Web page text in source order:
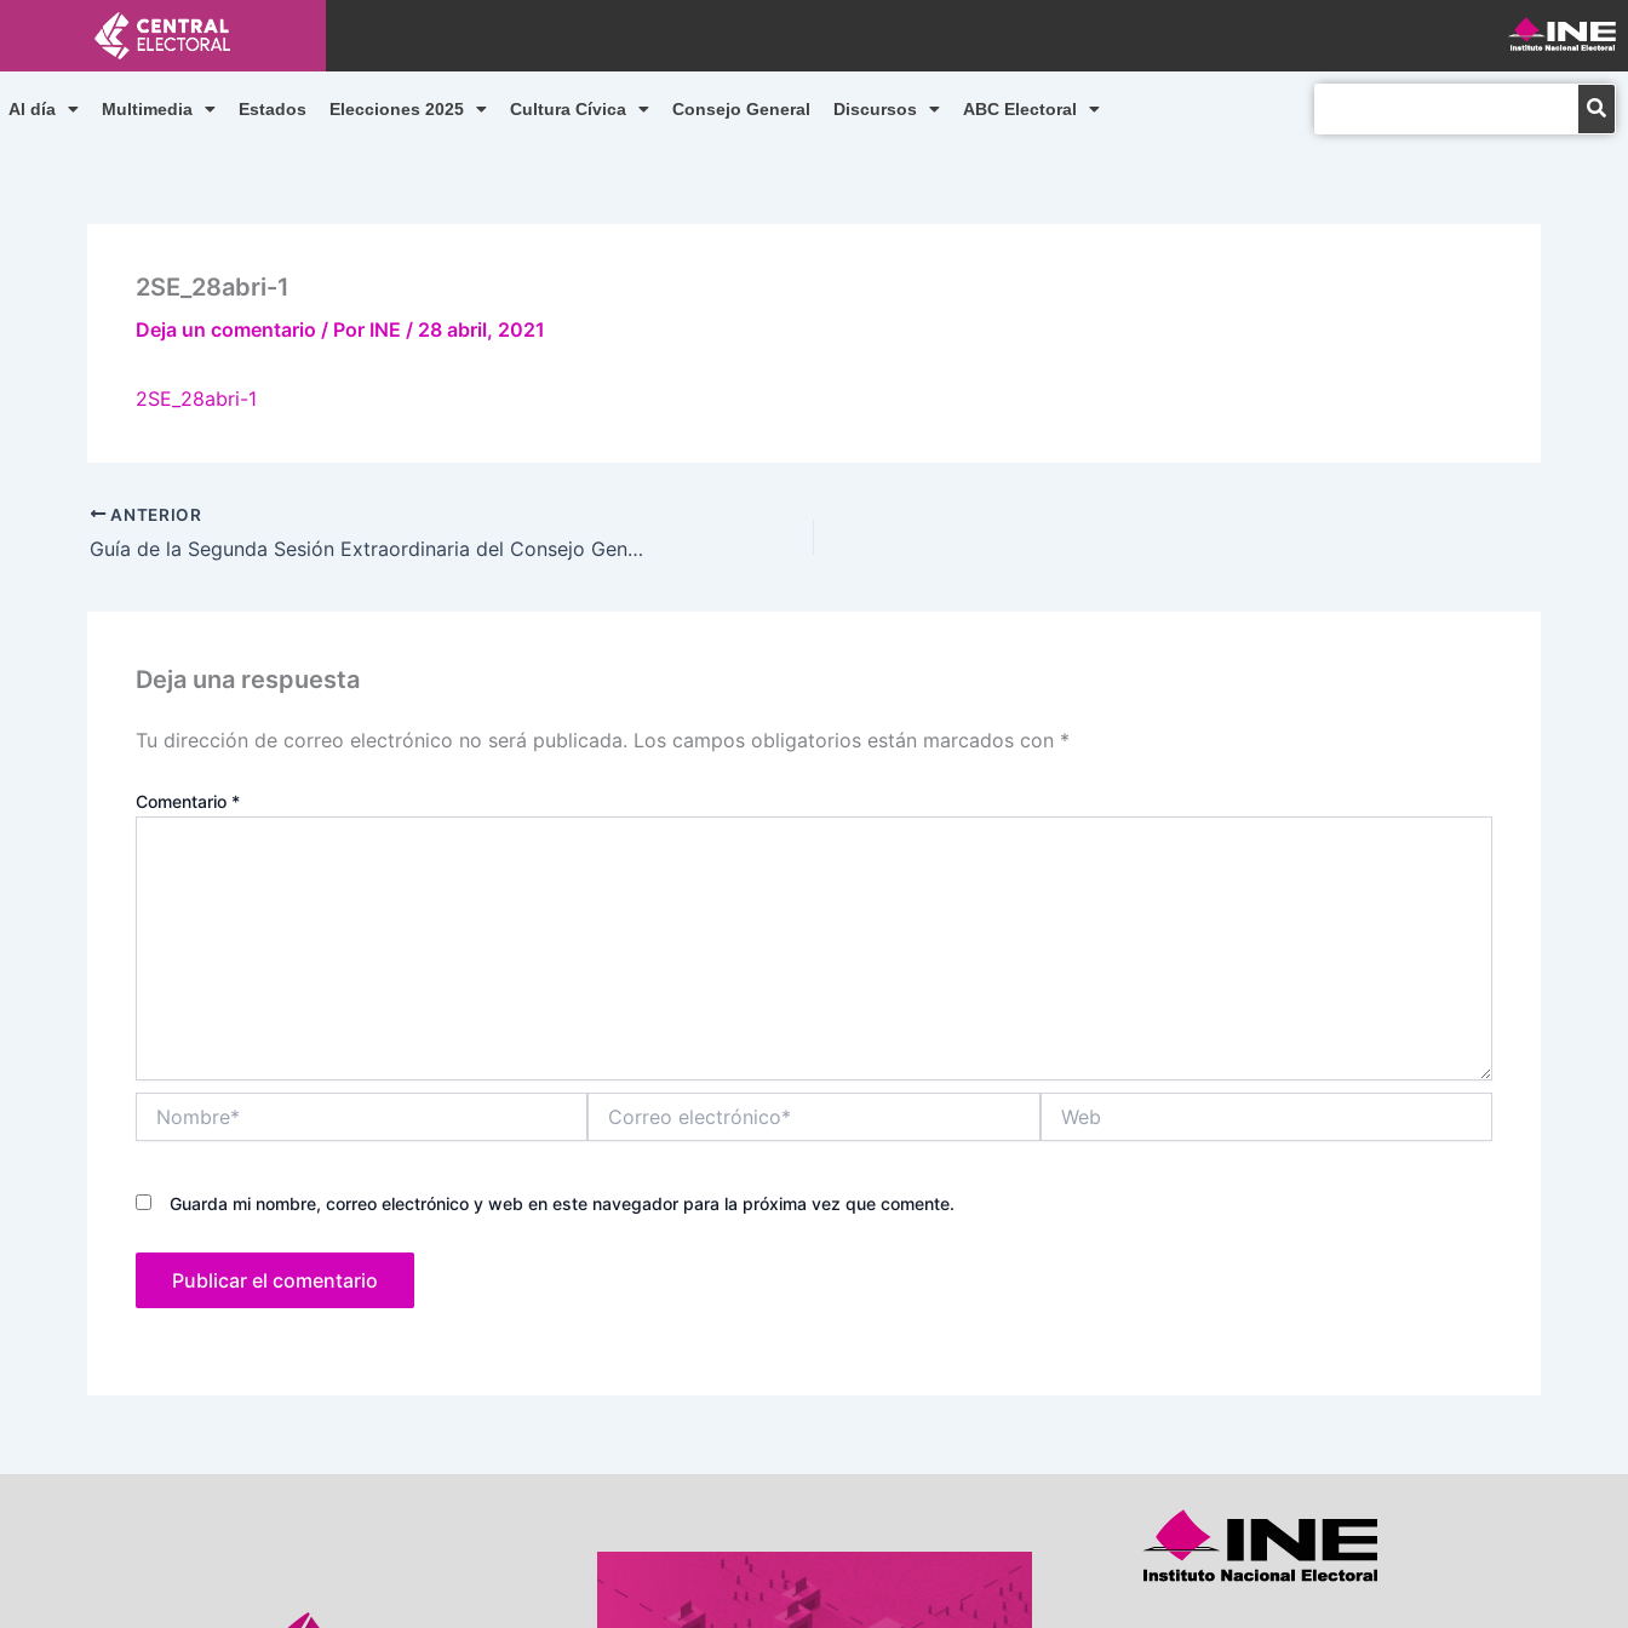
contenido
Al día Multimedia Estados Elecciones 2025 Cultura Cívica Consejo General Discursos ABC Electoral
2SE_28abri-1
Deja un comentario / Por INE / 28 abril, 2021
2SE_28abri-1
ANTERIOR
Guía de la Segunda Sesión Extraordinaria del Consejo General, 28 de abril 2021
Deja una respuesta
Tu dirección de correo electrónico no será publicada. Los campos obligatorios están marcados con *
Comentario *
electrónico*
Guarda mi nombre, correo electrónico y web en este navegador para la próxima vez que comente.